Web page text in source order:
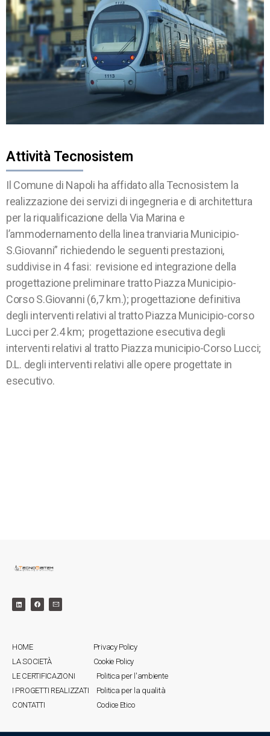
Attività Tecnosistem
Il Comune di Napoli ha affidato alla Tecnosistem la
realizzazione dei servizi di ingegneria e di architettura
per la riqualificazione della Via Marina e
l’ammodernamento della linea tranviaria Municipio-
S.Giovanni” richiedendo le seguenti prestazioni,
suddivise in 4 fasi: revisione ed integrazione della
progettazione preliminare tratto Piazza Municipio-
Corso S.Giovanni (6,7 km.); progettazione definitiva
degli interventi relativi al tratto Piazza Municipio-corso
Lucci per 2.4 km; progettazione esecutiva degli
interventi relativi al tratto Piazza municipio-Corso Lucci;
D.L. degli interventi relativi alle opere progettate in
esecutivo.
HOME
LA SOCIETÀ
LE CERTIFICAZIONI
I PROGETTI REALIZZATI
CONTATTI
Privacy Policy
Cookie Policy
Politica per l'ambiente
Politica per la qualità
Codice Etico